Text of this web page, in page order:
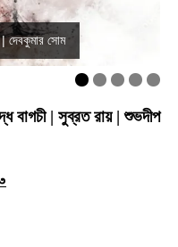
| দেবকুমার সোম
বাগচী | সুব্রত রায় | শুভদীপ